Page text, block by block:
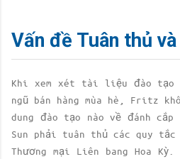
Vấn đề Tuân thủ
Khi xem xét tài liệu đào tạo
ngũ bán hàng mùa hè, Fritz
dung đào tạo nào về đánh
Sun phải tuân thủ các quy tắc
Thương mại Liên bang Hoa